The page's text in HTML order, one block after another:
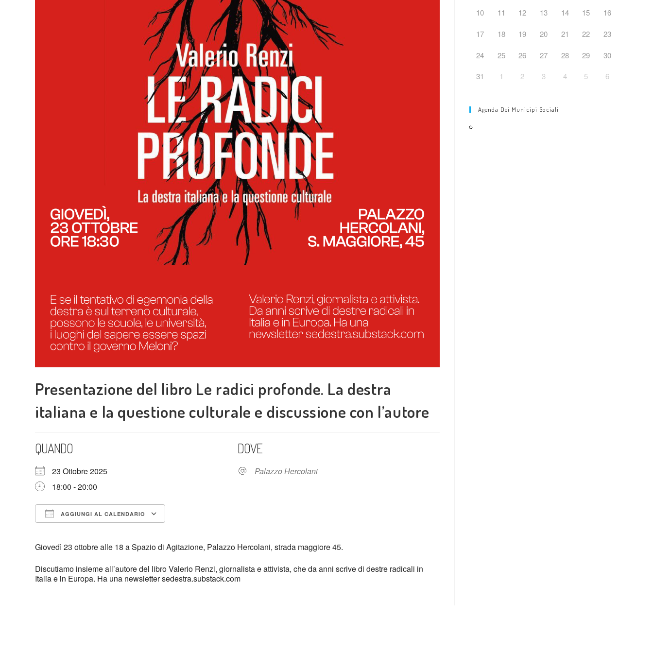
web
Presentazione del libro Le radici profonde. La destra
italiana e la questione culturale e discussione con l’autore
QUANDO
23 Ottobre 2025
18:00 - 20:00
AGGIUNGI AL CALENDARIO
DOVE
Palazzo Hercolani
Giovedì 23 ottobre alle 18 a Spazio di Agitazione, Palazzo Hercolani, strada maggiore 45.
Discutiamo insieme all’autore del libro Valerio Renzi, giornalista e attivista, che da anni scrive di destre radicali in
Italia e in Europa. Ha una newsletter sedestra.substack.com
10 11 12 13 14 15 16
17 18 19 20 21 22 23
24 25 26 27 28 29 30
31 1 2 3 4 5 6
Agenda Dei Municipi Sociali